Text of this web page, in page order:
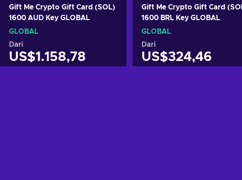
Gift Me Crypto Gift Card (SOL)
1600 AUD Key GLOBAL
GLOBAL
Dari
US$1.158,78
Gift Me Crypto Gift Card
1600 BRL Key GLOBAL
GLOBAL
Dari
US$324,46